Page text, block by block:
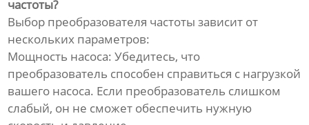
частоты?
Выбор преобразователя частоты зависит от
нескольких параметров:
Мощность насоса: Убедитесь, что
преобразователь способен справиться с нагрузкой
вашего насоса. Если преобразователь слишком
слабый, он не сможет обеспечить нужную